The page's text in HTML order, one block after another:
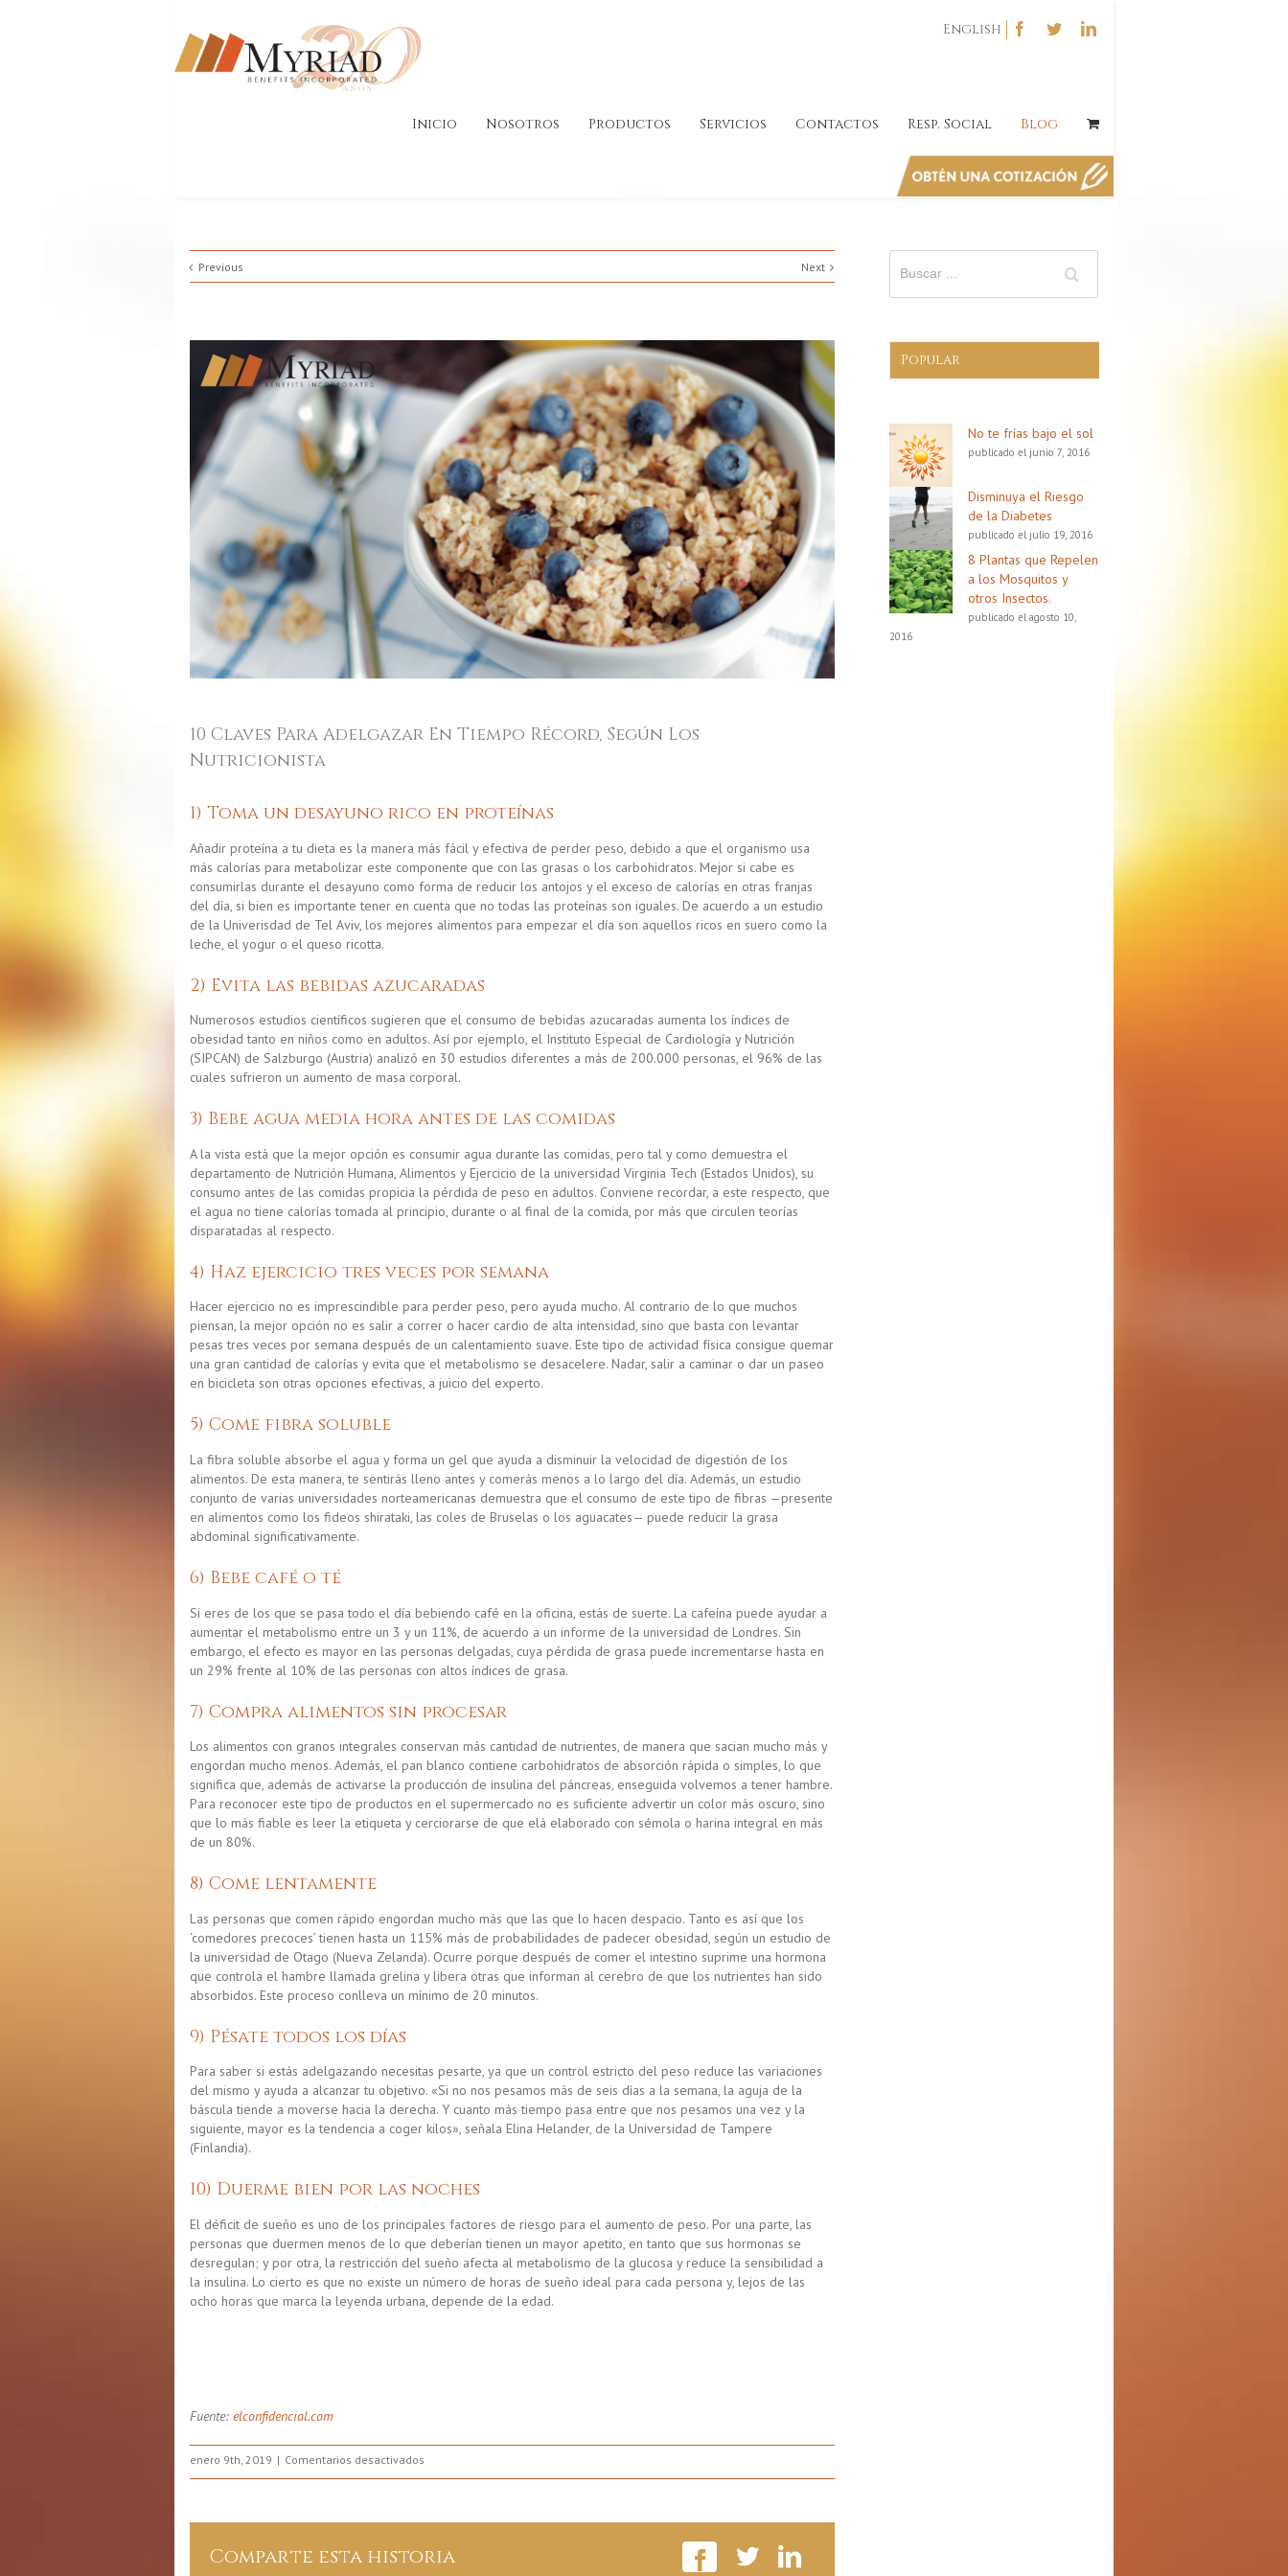
English
Inicio Nosotros Productos Servicios Contactos Resp. Social Blog
Previous Next
10 Claves Para Adelgazar En Tiempo Récord, Según Los
Nutricionista
1) Toma un desayuno rico en proteínas
Añadir proteína a tu dieta es la manera más fácil y efectiva de perder peso, debido a que el organismo usa
más calorías para metabolizar este componente que con las grasas o los carbohidratos. Mejor si cabe es
consumirlas durante el desayuno como forma de reducir los antojos y el exceso de calorías en otras franjas
del día, si bien es importante tener en cuenta que no todas las proteínas son iguales. De acuerdo a un estudio
de la Univerisdad de Tel Aviv, los mejores alimentos para empezar el día son aquellos ricos en suero como la
leche, el yogur o el queso ricotta.
2) Evita las bebidas azucaradas
Numerosos estudios científicos sugieren que el consumo de bebidas azucaradas aumenta los índices de
obesidad tanto en niños como en adultos. Así por ejemplo, el Instituto Especial de Cardiología y Nutrición
(SIPCAN) de Salzburgo (Austria) analizó en 30 estudios diferentes a más de 200.000 personas, el 96% de las
cuales sufrieron un aumento de masa corporal.
3) Bebe agua media hora antes de las comidas
A la vista está que la mejor opción es consumir agua durante las comidas, pero tal y como demuestra el
departamento de Nutrición Humana, Alimentos y Ejercicio de la universidad Virginia Tech (Estados Unidos), su
consumo antes de las comidas propicia la pérdida de peso en adultos. Conviene recordar, a este respecto, que
el agua no tiene calorías tomada al principio, durante o al final de la comida, por más que circulen teorías
disparatadas al respecto.
4) Haz ejercicio tres veces por semana
Hacer ejercicio no es imprescindible para perder peso, pero ayuda mucho. Al contrario de lo que muchos
piensan, la mejor opción no es salir a correr o hacer cardio de alta intensidad, sino que basta con levantar
pesas tres veces por semana después de un calentamiento suave. Este tipo de actividad física consigue quemar
una gran cantidad de calorías y evita que el metabolismo se desacelere. Nadar, salir a caminar o dar un paseo
en bicicleta son otras opciones efectivas, a juicio del experto.
5) Come fibra soluble
La fibra soluble absorbe el agua y forma un gel que ayuda a disminuir la velocidad de digestión de los
alimentos. De esta manera, te sentirás lleno antes y comerás menos a lo largo del día. Además, un estudio
conjunto de varias universidades norteamericanas demuestra que el consumo de este tipo de fibras —presente
en alimentos como los fideos shirataki, las coles de Bruselas o los aguacates— puede reducir la grasa
abdominal significativamente.
6) Bebe café o té
Si eres de los que se pasa todo el día bebiendo café en la oficina, estás de suerte. La cafeína puede ayudar a
aumentar el metabolismo entre un 3 y un 11%, de acuerdo a un informe de la universidad de Londres. Sin
embargo, el efecto es mayor en las personas delgadas, cuya pérdida de grasa puede incrementarse hasta en
un 29% frente al 10% de las personas con altos índices de grasa.
7) Compra alimentos sin procesar
Los alimentos con granos integrales conservan más cantidad de nutrientes, de manera que sacian mucho más y
engordan mucho menos. Además, el pan blanco contiene carbohidratos de absorción rápida o simples, lo que
significa que, además de activarse la producción de insulina del páncreas, enseguida volvemos a tener hambre.
Para reconocer este tipo de productos en el supermercado no es suficiente advertir un color más oscuro, sino
que lo más fiable es leer la etiqueta y cerciorarse de que elá elaborado con sémola o harina integral en más
de un 80%.
8) Come lentamente
Las personas que comen rápido engordan mucho más que las que lo hacen despacio. Tanto es así que los
‘comedores precoces’ tienen hasta un 115% más de probabilidades de padecer obesidad, según un estudio de
la universidad de Otago (Nueva Zelanda). Ocurre porque después de comer el intestino suprime una hormona
que controla el hambre llamada grelina y libera otras que informan al cerebro de que los nutrientes han sido
absorbidos. Este proceso conlleva un mínimo de 20 minutos.
9) Pésate todos los días
Para saber si estás adelgazando necesitas pesarte, ya que un control estricto del peso reduce las variaciones
del mismo y ayuda a alcanzar tu objetivo. «Si no nos pesamos más de seis días a la semana, la aguja de la
báscula tiende a moverse hacia la derecha. Y cuanto más tiempo pasa entre que nos pesamos una vez y la
siguiente, mayor es la tendencia a coger kilos», señala Elina Helander, de la Universidad de Tampere
(Finlandia).
10) Duerme bien por las noches
El déficit de sueño es uno de los principales factores de riesgo para el aumento de peso. Por una parte, las
personas que duermen menos de lo que deberían tienen un mayor apetito, en tanto que sus hormonas se
desregulan; y por otra, la restricción del sueño afecta al metabolismo de la glucosa y reduce la sensibilidad a
la insulina. Lo cierto es que no existe un número de horas de sueño ideal para cada persona y, lejos de las
ocho horas que marca la leyenda urbana, depende de la edad.
Fuente: elconfidencial.com
enero 9th, 2019 Comentarios desactivados
10
En
Comparte esta historia
Popular
No te frías bajo el sol
publicado el junio 7, 2016
Disminuya el Riesgo
de la Diabetes
publicado el julio 19, 2016
8 Plantas que Repelen
a los Mosquitos y
otros Insectos.
publicado el agosto 10,
2016